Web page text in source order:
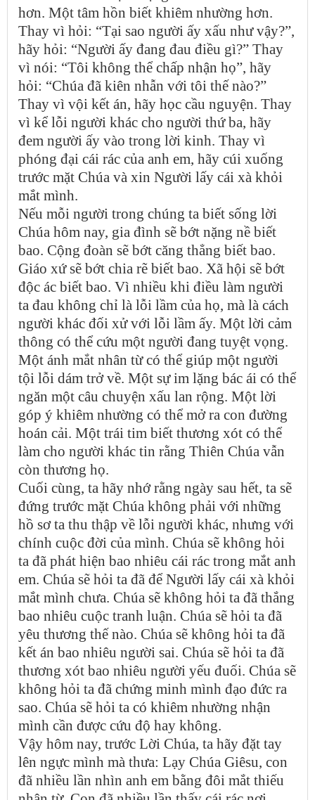
hơn. Một tâm hồn biết khiêm nhường hơn.
Thay vì hỏi: “Tại sao người ấy xấu như vậy?”,
hãy hỏi: “Người ấy đang đau điều gì?” Thay
vì nói: “Tôi không thể chấp nhận họ”, hãy
hỏi: “Chúa đã kiên nhẫn với tôi thế nào?”
Thay vì vội kết án, hãy học cầu nguyện. Thay
vì kể lỗi người khác cho người thứ ba, hãy
đem người ấy vào trong lời kinh. Thay vì
phóng đại cái rác của anh em, hãy cúi xuống
trước mặt Chúa và xin Người lấy cái xà khỏi
mắt mình.
Nếu mỗi người trong chúng ta biết sống lời
Chúa hôm nay, gia đình sẽ bớt nặng nề biết
bao. Cộng đoàn sẽ bớt căng thẳng biết bao.
Giáo xứ sẽ bớt chia rẽ biết bao. Xã hội sẽ bớt
độc ác biết bao. Vì nhiều khi điều làm người
ta đau không chỉ là lỗi lầm của họ, mà là cách
người khác đối xử với lỗi lầm ấy. Một lời cảm
thông có thể cứu một người đang tuyệt vọng.
Một ánh mắt nhân từ có thể giúp một người
tội lỗi dám trở về. Một sự im lặng bác ái có thể
ngăn một câu chuyện xấu lan rộng. Một lời
góp ý khiêm nhường có thể mở ra con đường
hoán cải. Một trái tim biết thương xót có thể
làm cho người khác tin rằng Thiên Chúa vẫn
còn thương họ.
Cuối cùng, ta hãy nhớ rằng ngày sau hết, ta sẽ
đứng trước mặt Chúa không phải với những
hồ sơ ta thu thập về lỗi người khác, nhưng với
chính cuộc đời của mình. Chúa sẽ không hỏi
ta đã phát hiện bao nhiêu cái rác trong mắt anh
em. Chúa sẽ hỏi ta đã để Người lấy cái xà khỏi
mắt mình chưa. Chúa sẽ không hỏi ta đã thắng
bao nhiêu cuộc tranh luận. Chúa sẽ hỏi ta đã
yêu thương thế nào. Chúa sẽ không hỏi ta đã
kết án bao nhiêu người sai. Chúa sẽ hỏi ta đã
thương xót bao nhiêu người yếu đuối. Chúa sẽ
không hỏi ta đã chứng minh mình đạo đức ra
sao. Chúa sẽ hỏi ta có khiêm nhường nhận
mình cần được cứu độ hay không.
Vậy hôm nay, trước Lời Chúa, ta hãy đặt tay
lên ngực mình mà thưa: Lạy Chúa Giêsu, con
đã nhiều lần nhìn anh em bằng đôi mắt thiếu